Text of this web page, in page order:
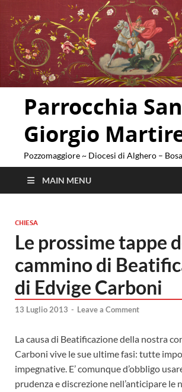
Parrocchia San
Giorgio
Pozzomaggiore ~ Diocesi di Alghero – Bosa
MAIN MENU
CHIESA
Le prossime tappe
cammino di
di Edvige Carboni
13 Luglio 2013 - Leave a Comment
La causa di Beatificazione della nostra
Carboni vive le sue ultime fasi: tutte
impegnative. E’ comunque d’obbligo
prudenza e discrezione nell’anticipare le